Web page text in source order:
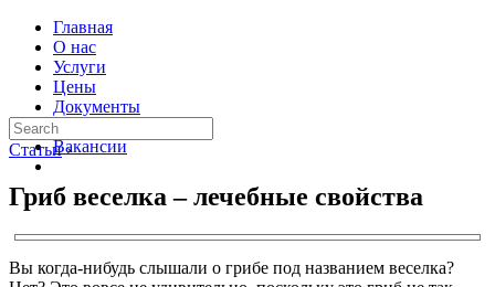
Главная
О нас
Услуги
Цены
Документы
Контакты
Вакансии
Статьи ›
Гриб веселка – лечебные свойства
Вы когда-нибудь слышали о грибе под названием веселка?